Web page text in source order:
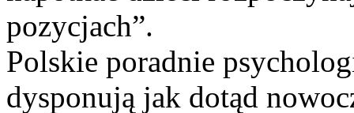
pozycjach”.
Polskie poradnie
dysponują jak dotąd